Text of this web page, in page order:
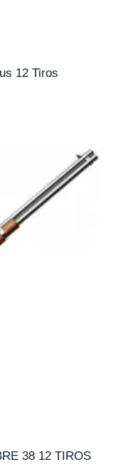
12 Tiros
38 12 TIROS